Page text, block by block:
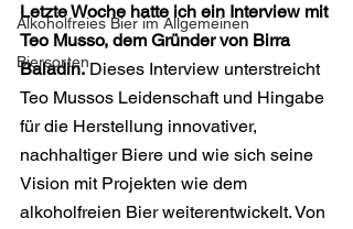
Alkoholfreies Bier im Allgemeinen
Biersorten
Letzte Woche hatte ich ein Interview mit
Teo Musso, dem Gründer von Birra
Baladin. Dieses Interview unterstreicht
Teo Mussos Leidenschaft und Hingabe
für die Herstellung innovativer,
nachhaltiger Biere und wie sich seine
Vision mit Projekten wie dem
alkoholfreien Bier weiterentwickelt. Von